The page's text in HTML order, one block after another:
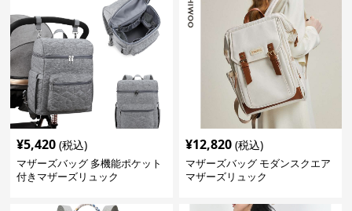
¥5,420 (税込)
マザーズバッグ 多機能ポケット
付きマザーズリュック
¥12,820 (税込)
マザーズバッグ モダンスクエア
マザーズリュック